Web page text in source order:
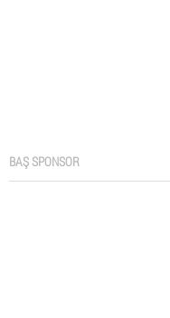
BAŞ SPONSOR